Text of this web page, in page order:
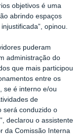
objetivos é uma
abrindo espaços
opinou.
puderam
administração do
que mais participou
entre os
se é interno e/ou
de
será conduzido o
declarou o assistente
da Comissão Interna